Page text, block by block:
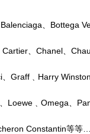
、Bottega
、Chanel、
Graff﹑Harry
Loewe﹑Omega、
Constantin等等…